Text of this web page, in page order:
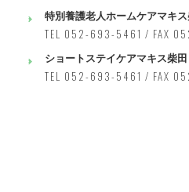
特別養護老人ホームケアマキス
TEL 052-693-5461 / FAX
ショートステイケアマキス柴田
TEL 052-693-5461 / FAX